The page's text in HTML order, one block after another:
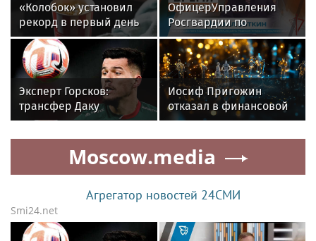
«Колобок» установил
рекорд в первый день
проката в РФ
ОфицерУправления
Росгвардии по
Свердловскойобласти
стал гостем передачи в
эфиретелекомпании
«Телекон»
Эксперт Горсков:
трансфер Даку
спорный, его характер
может подвести
«Спартак»
Иосиф Пригожин
отказал в финансовой
помощи пасынку-
банкроту
Moscow.media
Агрегатор новостей 24СМИ
Smi24.net